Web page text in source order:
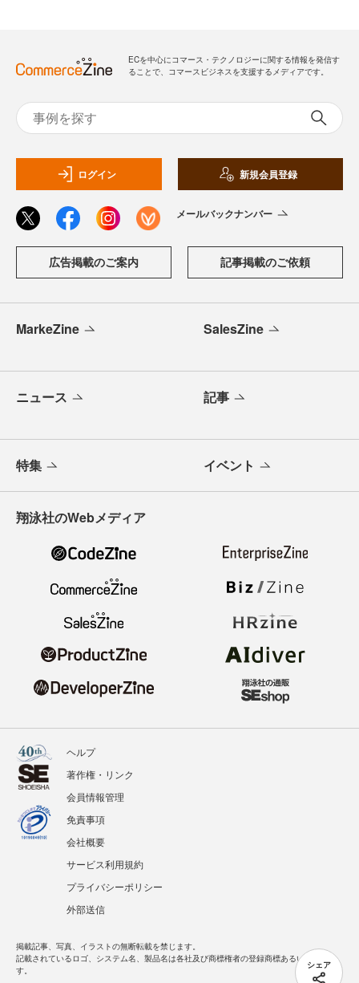
シェア
ECを中心にコマース・テクノロジーに関する情報を発信す
ることで、コマースビジネスを支援するメディアです。
ログイン 新規会員登録
メールバックナンバー
広告掲載のご案内 記事掲載のご依頼
MarkeZine SalesZine
ニュース 記事
特集 イベント
翔泳社のWebメディア
ヘルプ
著作権・リンク
会員情報管理
免責事項
会社概要
サービス利用規約
プライバシーポリシー
外部送信
掲載記事、写真、イラストの無断転載を禁じます。
記載されているロゴ、システム名、製品名は各社及び商標権者の登録商標あるいは商標で
す。